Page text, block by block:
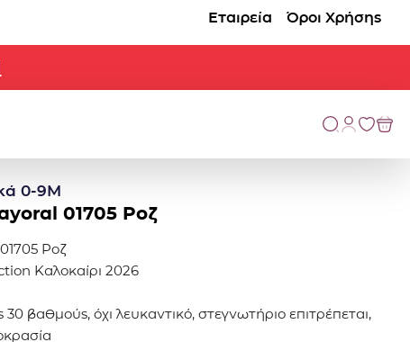
Εταιρεία Όροι Χρήσης
0-9Μ
01705 Ροζ
Ροζ
Καλοκαίρι 2026
βαθμούς, όχι λευκαντικό, στεγνωτήριο επιτρέπεται,